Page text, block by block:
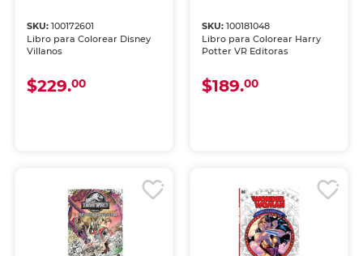
SKU:100172601
Libro para Colorear Disney
Villanos
$229.00
SKU: 100181048
Libro para Colorear Harry
Potter VR Editoras
$189.00